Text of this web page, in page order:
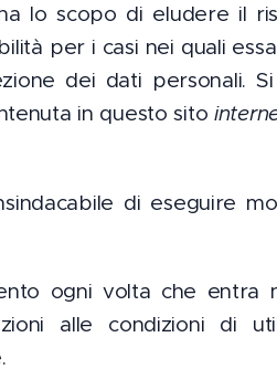
lo scopo di eludere il
per i casi nei quali
dei dati personali.
in questo sito
di eseguire
ogni volta che entra
alle condizioni di